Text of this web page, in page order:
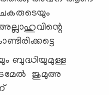
ബുദ്ധിയുമുള്ള
ജുമുഅ